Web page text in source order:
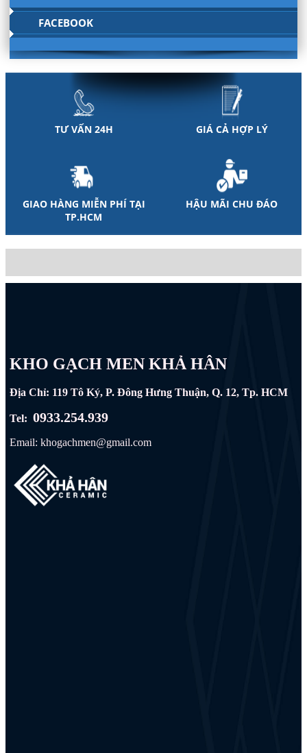
FACEBOOK
TƯ VẤN 24H GIÁ CẢ HỢP LÝ
GIAO HÀNG MIỄN PHÍ TẠI
TP.HCM
HẬU MÃI CHU ĐÁO
KHO GẠCH MEN KHẢ HÂN
Địa Chỉ: 119 Tô Ký, P. Đông Hưng Thuận, Q. 12, Tp. HCM
Tel:0933.254.939
Email: khogachmen@gmail.com